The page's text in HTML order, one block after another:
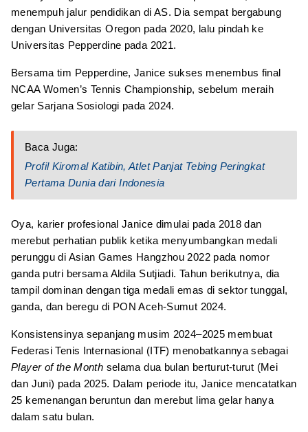
menempuh jalur pendidikan di AS. Dia sempat bergabung
dengan Universitas Oregon pada 2020, lalu pindah ke
Universitas Pepperdine pada 2021.
Bersama tim Pepperdine, Janice sukses menembus final
NCAA Women’s Tennis Championship, sebelum meraih
gelar Sarjana Sosiologi pada 2024.
Baca Juga:
Profil Kiromal Katibin, Atlet Panjat Tebing Peringkat
Pertama Dunia dari Indonesia
Oya, karier profesional Janice dimulai pada 2018 dan
merebut perhatian publik ketika menyumbangkan medali
perunggu di Asian Games Hangzhou 2022 pada nomor
ganda putri bersama Aldila Sutjiadi. Tahun berikutnya, dia
tampil dominan dengan tiga medali emas di sektor tunggal,
ganda, dan beregu di PON Aceh-Sumut 2024.
Konsistensinya sepanjang musim 2024–2025 membuat
Federasi Tenis Internasional (ITF) menobatkannya sebagai
Player of the Month selama dua bulan berturut-turut (Mei
dan Juni) pada 2025. Dalam periode itu, Janice mencatatkan
25 kemenangan beruntun dan merebut lima gelar hanya
dalam satu bulan.